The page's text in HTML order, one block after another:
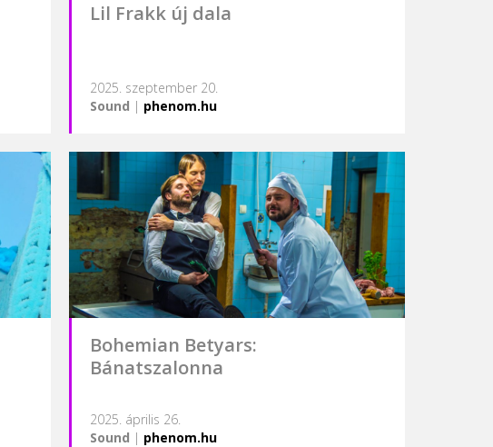
Lil Frakk új dala
2025. szeptember 20.
Sound | phenom.hu
Bohemian Betyars:
Bánatszalonna
2025. április 26.
Sound | phenom.hu